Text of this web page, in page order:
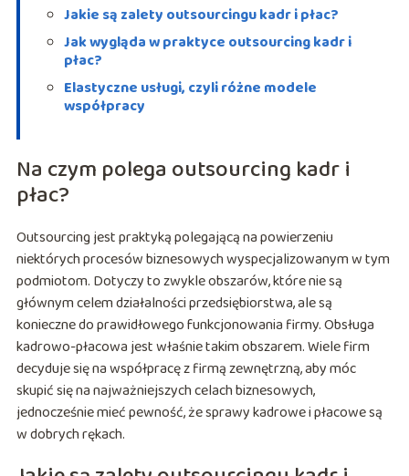
Jakie są zalety outsourcingu kadr i płac?
Jak wygląda w praktyce outsourcing kadr i
płac?
Elastyczne usługi, czyli różne modele
współpracy
Na czym polega outsourcing kadr i
płac?
Outsourcing jest praktyką polegającą na powierzeniu
niektórych procesów biznesowych wyspecjalizowanym w tym
podmiotom. Dotyczy to zwykle obszarów, które nie są
głównym celem działalności przedsiębiorstwa, ale są
konieczne do prawidłowego funkcjonowania firmy. Obsługa
kadrowo-płacowa jest właśnie takim obszarem. Wiele firm
decyduje się na współpracę z firmą zewnętrzną, aby móc
skupić się na najważniejszych celach biznesowych,
jednocześnie mieć pewność, że sprawy kadrowe i płacowe są
w dobrych rękach.